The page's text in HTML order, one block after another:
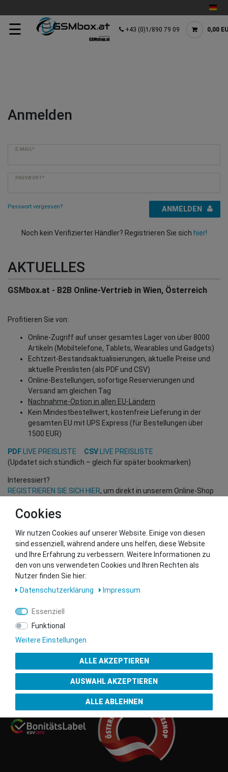
☰ +43 (0)1/890 79 09 0,00
Anmelden
E-MAIL*
PASSWORT*
Passwort vergessen? ANMELDEN
Noch kein Verifizierter Händler? Registrieren Sie sich hier!
AKTUELLES
GSMbox.at - B2B Online-Vertrieb in Wien, Österreich
Profitieren Sie von:
Online-Zugriff auf unser gesamtes Lager von über 8000
Artikeln (Mobiltelefone, Tablets, Wearables und Gadgets)
Echtzeit-Bestandsaktualisierungen, aktuelle Preise und
aktuelle Preislisten (als PDF und CSV)
Online-Bestellungen, sofortige Reservierungen und
Versand am gleichen Tag
Nachnahme-Option in allen EU-Ländern
Kein Mindestbestellwert, kostenfreie Lieferung in der
gesamten EU mit UPS Express (für Bestellungen über
1500 EUR)
PDF LIVE PREISLISTE CSV
LIVE PREISLISTE
(Updatet sich stündlich – gleich für später bookmarken)
Interessiert?
REGISTRIEREN SIE SICH HIER, um direkt in unserem Online-Shop
(Nur für Wiederverkäufer und B2B Kunden – gültige EU UID
Sie wollen uns beliefern?
Kontaktieren Sie unser GSMshop Purchase Team
Whatsapp: +436766684438
info@gsmshop.at
13.02.2024 14:55
Gütesiegel
Cookies
Wir nutzen Cookies auf unserer Website. Einige von diesen
sind essenziell, während andere uns helfen, diese Website
und Ihre Erfahrung zu verbessern. Weitere Informationen zu
den von uns verwendeten Cookies und Ihren Rechten als
Nutzer finden Sie hier:
Daten­schutz­erklärung
Impressum
Essenziell
Funktional
Weitere Einstellungen
ALLE AKZEPTIEREN
AUSWAHL AKZEPTIEREN
ALLE ABLEHNEN